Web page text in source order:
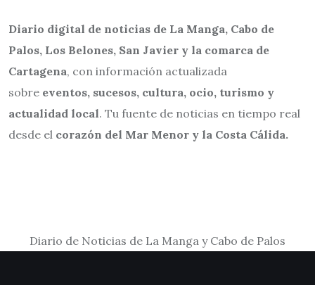
Diario digital de noticias de La Manga, Cabo de
Palos, Los Belones, San Javier y la comarca de
Cartagena, con información actualizada
sobre eventos, sucesos, cultura, ocio, turismo y
actualidad local. Tu fuente de noticias en tiempo real
desde el corazón del Mar Menor y la Costa Cálida.
Diario de Noticias de La Manga y Cabo de Palos